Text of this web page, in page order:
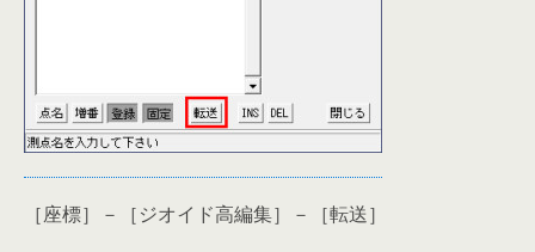
［座標］－［ジオイド高編集］－［転送］